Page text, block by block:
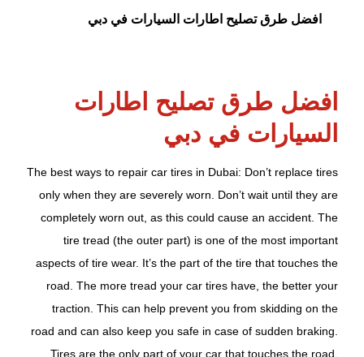
افضل طرق تصليح اطارات السيارات في دبي
افضل طرق تصليح اطارات
السيارات في دبي
The best ways to repair car tires in Dubai: Don’t replace tires
only when they are severely worn. Don’t wait until they are
completely worn out, as this could cause an accident. The
tire tread (the outer part) is one of the most important
aspects of tire wear. It’s the part of the tire that touches the
road. The more tread your car tires have, the better your
traction. This can help prevent you from skidding on the
road and can also keep you safe in case of sudden braking.
Tires are the only part of your car that touches the road,